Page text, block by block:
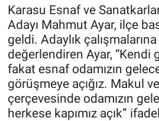
Karasu Esnaf ve
Adayı Mahmut Ayar, ilçe
geldi. Adaylık
değerlendiren Ayar, “Kendi
fakat esnaf odamızın
görüşmeye açığız. Makul
çerçevesinde odamızın
herkese kapımız açık”